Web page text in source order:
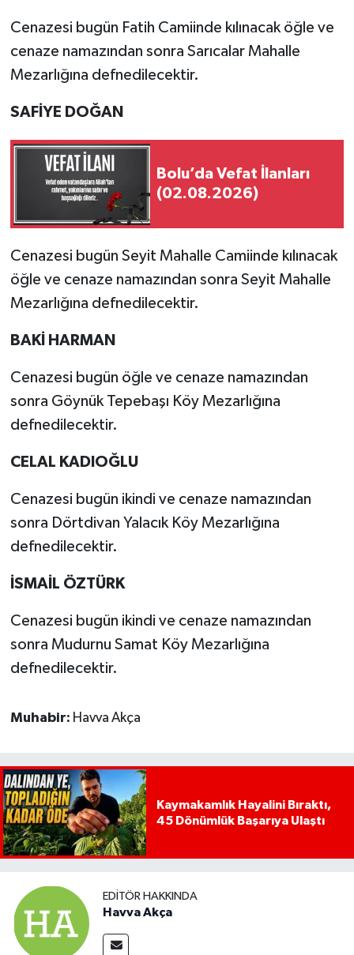
Cenazesi bugün Fatih Camiinde kılınacak öğle ve
cenaze namazından sonra Sarıcalar Mahalle
Mezarlığına defnedilecektir.
SAFİYE DOĞAN
Bolu’da Vefat İlanları
(02.08.2026)
Cenazesi bugün Seyit Mahalle Camiinde kılınacak
öğle ve cenaze namazından sonra Seyit Mahalle
Mezarlığına defnedilecektir.
BAKİ HARMAN
Cenazesi bugün öğle ve cenaze namazından
sonra Göynük Tepebaşı Köy Mezarlığına
defnedilecektir.
CELAL KADIOĞLU
Cenazesi bugün ikindi ve cenaze namazından
sonra Dörtdivan Yalacık Köy Mezarlığına
defnedilecektir.
İSMAİL ÖZTÜRK
Cenazesi bugün ikindi ve cenaze namazından
sonra Mudurnu Samat Köy Mezarlığına
defnedilecektir.
Muhabir: Havva Akça
Kaymakamlık Hayalini Bıraktı,
45 Dönümlük Başarıya Ulaştı
EDITÖR HAKKINDA
Havva Akça